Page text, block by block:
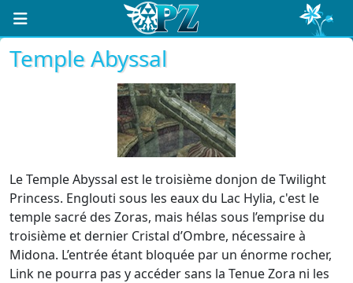
Temple Abyssal
Le Temple Abyssal est le troisième donjon de Twilight
Princess. Englouti sous les eaux du Lac Hylia, c'est le
temple sacré des Zoras, mais hélas sous l’emprise du
troisième et dernier Cristal d’Ombre, nécessaire à
Midona. L’entrée étant bloquée par un énorme rocher,
Link ne pourra pas y accéder sans la Tenue Zora ni les